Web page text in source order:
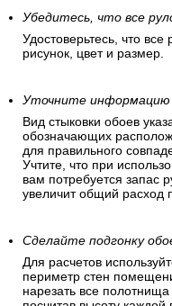
Убедитесь, что все
Удостоверьтесь, что
рисунок, цвет и размер.
Уточните информацию
Вид стыковки обоев
обозначающих
для правильного
Учтите, что при
вам потребуется запас
увеличит общий расход
Сделайте подгонку
Для расчетов
периметр стен
нарезать все